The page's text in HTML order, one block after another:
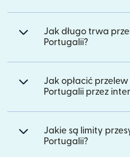
Jak długo trwa
Portugalii?
Jak opłacić
Portugalii przez
Jakie są limity
Portugalii?